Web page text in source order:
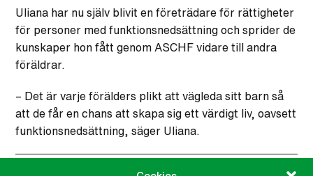
Uliana har nu själv blivit en företrädare för rättigheter
för personer med funktionsnedsättning och sprider de
kunskaper hon fått genom ASCHF vidare till andra
föräldrar.
– Det är varje förälders plikt att vägleda sitt barn så
att de får en chans att skapa sig ett värdigt liv, oavsett
funktionsnedsättning, säger Uliana.